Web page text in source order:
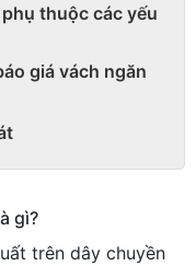
thuộc các yếu
giá vách ngăn
gì?
trên dây chuyền